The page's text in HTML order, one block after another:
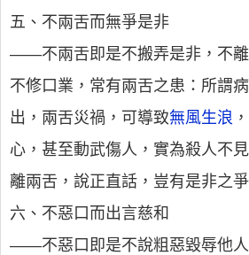
五、不兩舌而無爭是非
——不兩舌即是不搬弄是非，不
不修口業，常有兩舌之患：所謂
出，兩舌災禍，可導致無風生浪
心，甚至動武傷人，實為殺人不
離兩舌，說正直話，豈有是非之
六、不惡口而出言慈和
——不惡口即是不說粗惡毀辱他